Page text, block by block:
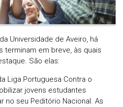
Universidade de Aveiro, há
terminam em breve, às quais
São elas:
Liga Portuguesa Contra o
jovens estudantes
no seu Peditório Nacional. As